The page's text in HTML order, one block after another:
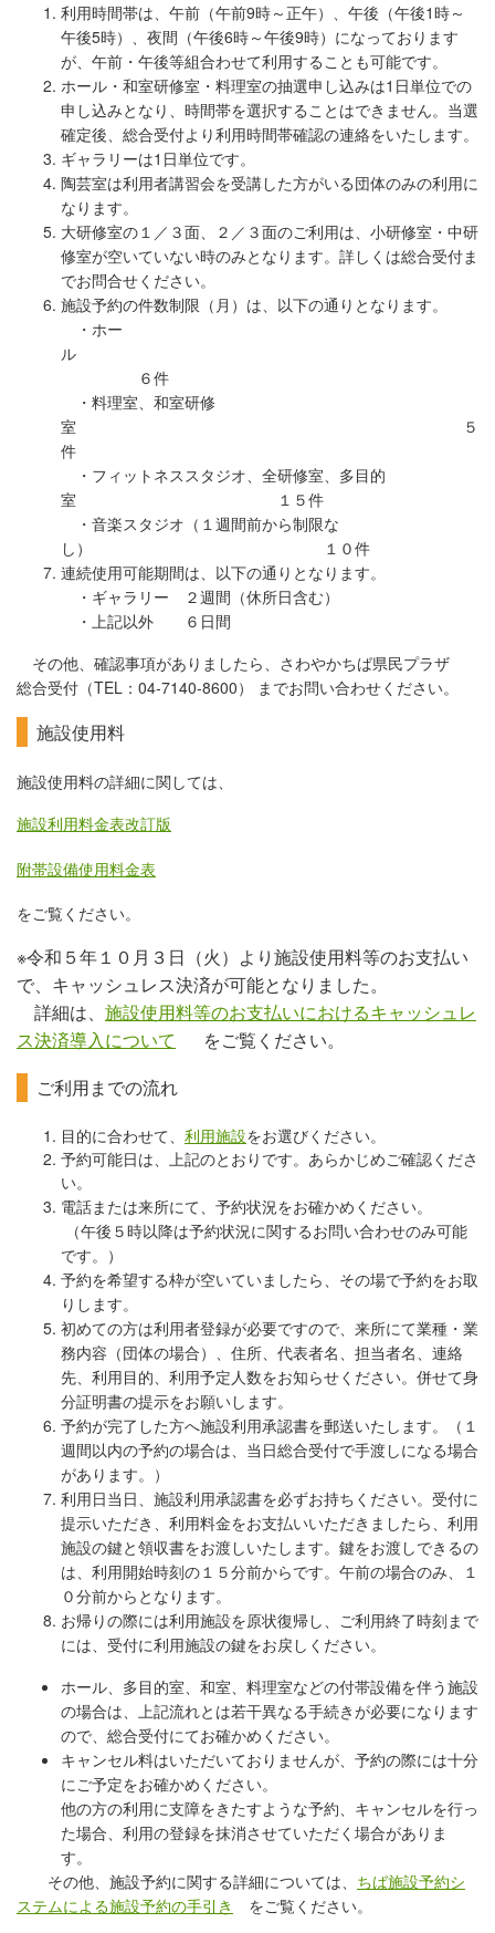
利用時間帯は、午前（午前9時～正午）、午後（午後1時～
午後5時）、夜間（午後6時～午後9時）になっております
が、午前・午後等組合わせて利用することも可能です。
ホール・和室研修室・料理室の抽選申し込みは1日単位での
申し込みとなり、時間帯を選択することはできません。当選
確定後、総合受付より利用時間帯確認の連絡をいたします。
ギャラリーは1日単位です。
陶芸室は利用者講習会を受講した方がいる団体のみの利用に
なります。
大研修室の１／３面、２／３面のご利用は、小研修室・中研
修室が空いていない時のみとなります。詳しくは総合受付ま
でお問合せください。
施設予約の件数制限（月）は、以下の通りとなります。
・ホー
ル
６件
・料理室、和室研修
室 ５
件
・フィットネススタジオ、全研修室、多目的
室 １５件
・音楽スタジオ（１週間前から制限な
し） １０件
連続使用可能期間は、以下の通りとなります。
・ギャラリー ２週間（休所日含む）
・上記以外 ６日間
その他、確認事項がありましたら、さわやかちば県民プラザ
総合受付（TEL：04-7140-8600） までお問い合わせください。
施設使用料
施設使用料の詳細に関しては、
施設利用料金表改訂版
附帯設備使用料金表
をご覧ください。
※令和５年１０月３日（火）より施設使用料等のお支払い
で、キャッシュレス決済が可能となりました。
詳細は、 施設使用料等のお支払いにおけるキャッシュレ
ス決済導入について
をご覧ください。
ご利用までの流れ
目的に合わせて、 利用施設をお選びください。
予約可能日は、上記のとおりです。あらかじめご確認くださ
い。
電話または来所にて、予約状況をお確かめください。
（午後５時以降は予約状況に関するお問い合わせのみ可能
です。）
予約を希望する枠が空いていましたら、その場で予約をお取
りします。
初めての方は利用者登録が必要ですので、来所にて業種・業
務内容（団体の場合）、 住所、代表者名、担当者名、連絡
先、利用目的、利用予定人数をお知らせください。併せて身
分証明書の提示をお願いします。
予約が完了した方へ施設利用承認書を郵送いたします。（１
週間以内の予約の場合は、当日総合受付で手渡しになる場合
があります。）
利用日当日、 施設利用承認書を必ずお持ちください。 受付に
提示いただき、利用料金をお支払いいただきましたら、利用
施設の鍵と領収書をお渡しいたします。鍵をお渡しできるの
は、利用開始時刻の１５分前からです。午前の場合のみ、
１
０分前からとなります。
お帰りの際には利用施設を原状復帰し、 ご利用終了時刻まで
には、受付に利用施設の鍵をお戻しください。
ホール、多目的室、和室、料理室などの付帯設備を伴う施設
の場合は、上記流れとは若干異なる手続きが必要になります
ので、総合受付にてお確かめください。
キャンセル料はいただいておりませんが、予約の際には十分
にご予定をお確かめください。
他の方の利用に支障をきたすような予約、キャンセルを行っ
た場合、利用の登録を抹消させていただく場合がありま
す。
その他、施設予約に関する詳細については、 ちば施設予約シ
ステムによる施設予約の手引き
をご覧ください。